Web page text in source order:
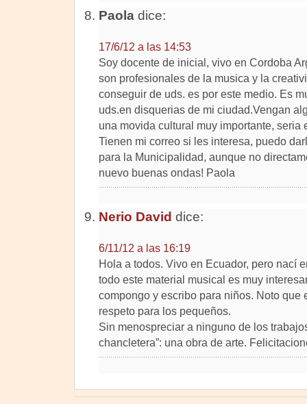
Paoladice:
17/6/12 a las 14:53
Soy docente de inicial, vivo en Cordoba
son profesionales de la musica y la
conseguir de uds. es por este medio. Es
uds.en disquerias de mi ciudad.Vengan
una movida cultural muy importante, seria
Tienen mi correo si les interesa, puedo
para la Municipalidad, aunque no
nuevo buenas ondas! Paola
Nerio David dice:
6/11/12 a las 16:19
Hola a todos. Vivo en Ecuador, pero nací
todo este material musical es muy
compongo y escribo para niños. Noto que
respeto para los pequeños.
Sin menospreciar a ninguno de los
chancletera”: una obra de arte.